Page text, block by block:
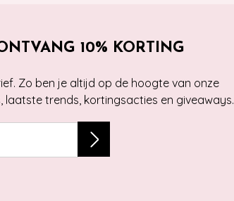
10% KORTING
Zo ben je altijd op de hoogte van onze
laatste trends, kortingsacties en giveaways.